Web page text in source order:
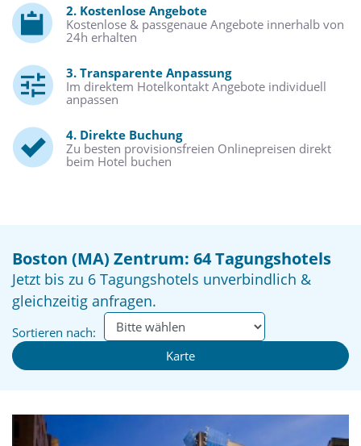
2. Kostenlose Angebote
Kostenlose & passgenaue Angebote innerhalb von
24h erhalten
3. Transparente Anpassung
Im direktem Hotelkontakt Angebote individuell
anpassen
4. Direkte Buchung
Zu besten provisionsfreien Onlinepreisen direkt
beim Hotel buchen
Boston (MA) Zentrum: 64 Tagungshotels
Jetzt bis zu 6 Tagungshotels unverbindlich &
gleichzeitig anfragen.
Sortieren nach:
Karte